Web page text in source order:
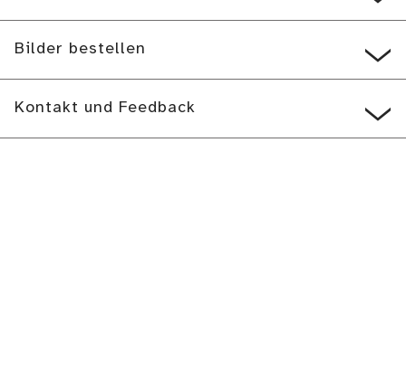
Bilder bestellen
Kontakt und Feedback